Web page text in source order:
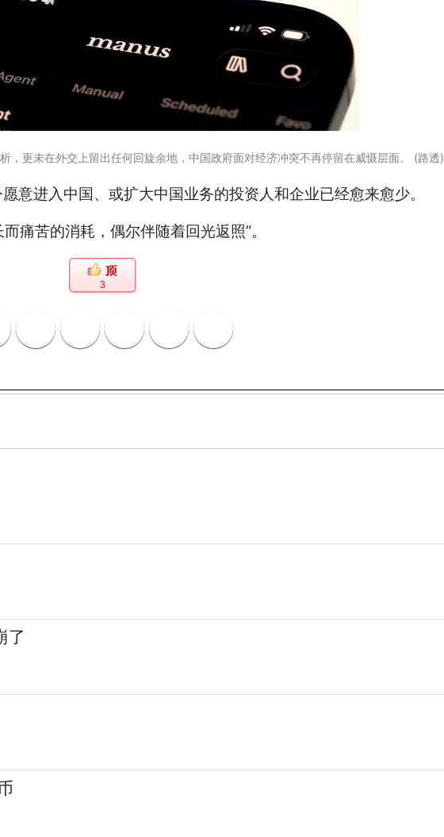
更未在外交上留出任何回旋余地，中国政府面对经济冲突不再停留在威慑层面。 (路透)
意进入中国、或扩大中国业务的投资人和企业已经愈来愈少。
痛苦的消耗，偶尔伴随着回光返照”。
3
了